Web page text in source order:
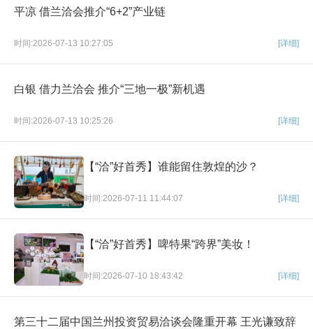
平凉 借兰洽会推介“6+2”产业链
时间:2026-07-13 10:27:05 [详细]
白银 借力兰洽会 推介“三地一极”新机遇
时间:2026-07-13 10:25:26 [详细]
【“洽”好首秀】谁能留住敦煌的沙？
时间:2026-07-11 11:44:07 [详细]
【“洽”好首秀】啤特果“跨界”美妆！
时间:2026-07-10 18:43:42 [详细]
第三十二届中国兰州投资贸易洽谈会隆重开幕 王光谦致辞